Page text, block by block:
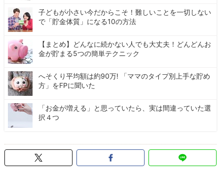
子どもが小さい今だからこそ！難しいことを一切しない
で「貯金体質」になる10の方法
【まとめ】どんなに続かない人でも大丈夫！どんどんお
金が貯まる5つの簡単テクニック
へそくり平均額は約90万! 「ママのタイプ別上手な貯め
方」をFPに聞いた
「お金が増える」と思っていたら、実は間違っていた選
択４つ